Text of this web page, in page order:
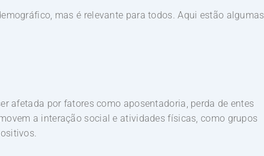
mas é relevante para todos. Aqui estão algumas
afetada por fatores como aposentadoria, perda de entes
a interação social e atividades físicas, como grupos